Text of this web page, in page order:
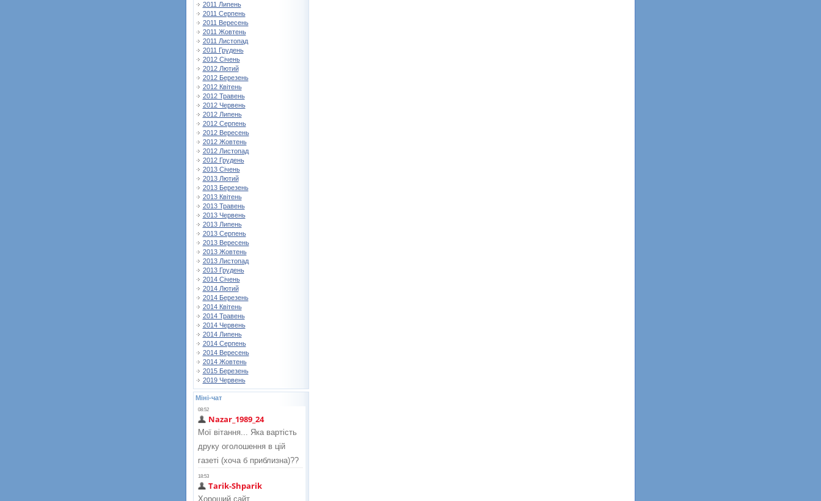
2011 Липень
2011 Серпень
2011 Вересень
2011 Жовтень
2011 Листопад
2011 Грудень
2012 Січень
2012 Лютий
2012 Березень
2012 Квітень
2012 Травень
2012 Червень
2012 Липень
2012 Серпень
2012 Вересень
2012 Жовтень
2012 Листопад
2012 Грудень
2013 Січень
2013 Лютий
2013 Березень
2013 Квітень
2013 Травень
2013 Червень
2013 Липень
2013 Серпень
2013 Вересень
2013 Жовтень
2013 Листопад
2013 Грудень
2014 Січень
2014 Лютий
2014 Березень
2014 Квітень
2014 Травень
2014 Червень
2014 Липень
2014 Серпень
2014 Вересень
2014 Жовтень
2015 Березень
2019 Червень
Міні-чат